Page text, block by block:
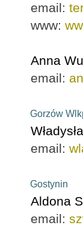
email:
www:
Anna
email:
Gorzów
email:
Gostynin
Aldona
email: